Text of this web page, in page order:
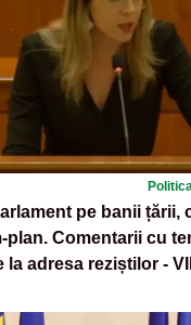
pe banii țării,
plan. Comentarii cu
la adresa reziștilor -